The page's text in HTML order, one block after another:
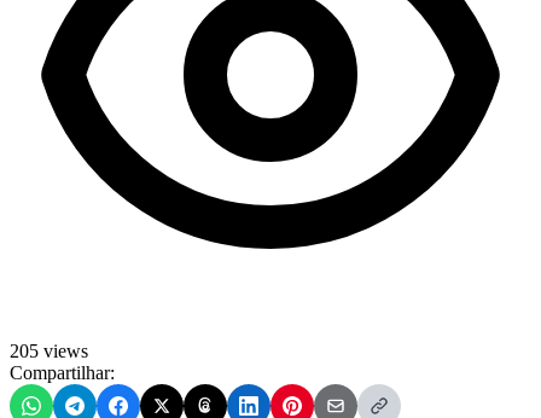
205 views
Compartilhar: